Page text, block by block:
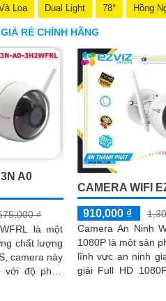
Loa Dual Light 78° Hồng
RẺ CHÍNH HÃNG
A0
₫
là một
chất lượng
với độ phân
CAMERA WIFI
910,000 ₫
Camera An Ninh
1080P là một sản
lĩnh vực an ninh gia đình.
giải Full HD